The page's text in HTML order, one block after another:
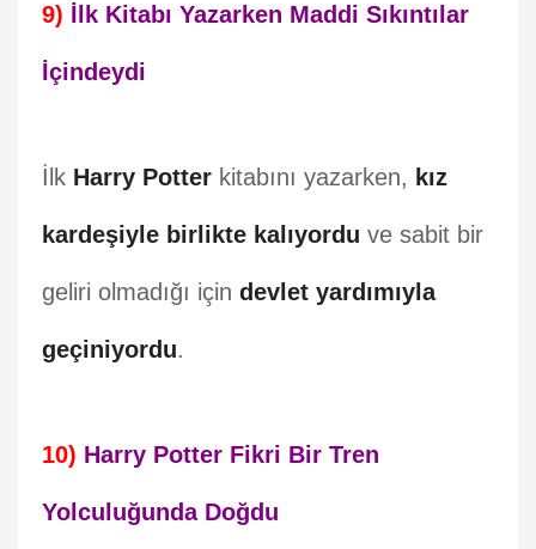
9) İlk Kitabı Yazarken Maddi Sıkıntılar
İçindeydi
İlk Harry Potter kitabını yazarken, kız
kardeşiyle birlikte kalıyordu ve sabit bir
geliri olmadığı için devlet yardımıyla
geçiniyordu.
10) Harry Potter Fikri Bir Tren
Yolculuğunda Doğdu